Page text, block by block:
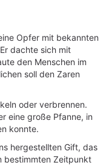
Opfer mit bekannten
dachte sich mit
den Menschen im
soll den Zaren
oder verbrennen.
eine große Pfanne, in
konnte.
hergestellten Gift, das
bestimmten Zeitpunkt